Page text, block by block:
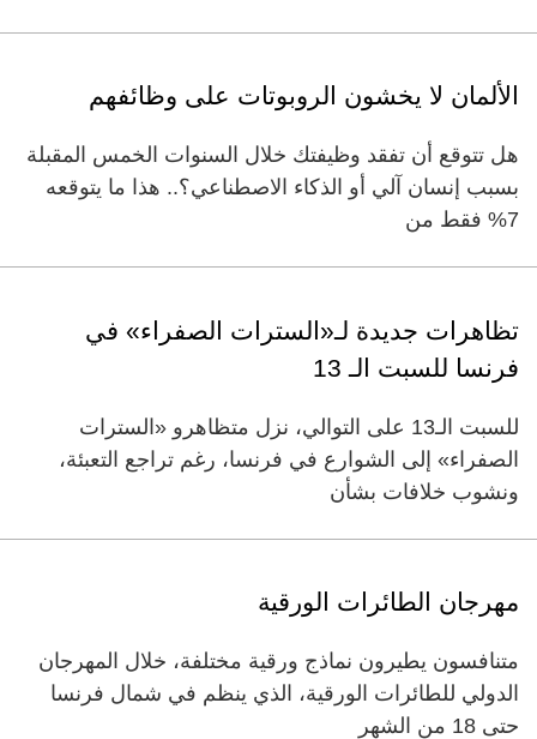
الألمان لا يخشون الروبوتات على وظائفهم
هل تتوقع أن تفقد وظيفتك خلال السنوات الخمس المقبلة
بسبب إنسان آلي أو الذكاء الاصطناعي؟.. هذا ما يتوقعه
7% فقط من
تظاهرات جديدة لـ«السترات الصفراء» في
فرنسا للسبت الـ 13
للسبت الـ13 على التوالي، نزل متظاهرو «السترات
الصفراء» إلى الشوارع في فرنسا، رغم تراجع التعبئة،
ونشوب خلافات بشأن
‏مهرجان الطائرات الورقية‏
‏‏متنافسون يطيرون نماذج ورقية مختلفة، خلال المهرجان
الدولي للطائرات الورقية، الذي ينظم في شمال فرنسا
حتى 18 من الشهر